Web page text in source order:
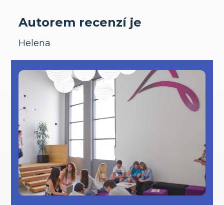
Autorem recenzí je
Helena